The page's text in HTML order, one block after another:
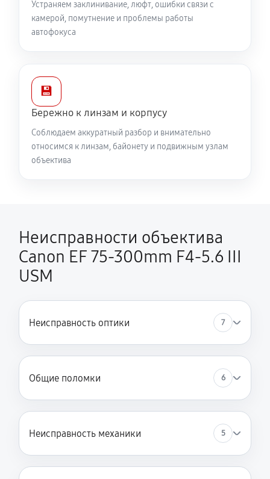
Устраняем заклинивание, люфт, ошибки связи с
камерой, помутнение и проблемы работы
автофокуса
💾
Бережно к линзам и корпусу
Соблюдаем аккуратный разбор и внимательно
относимся к линзам, байонету и подвижным узлам
объектива
Неисправности объектива
Canon EF 75-300mm F4-5.6 III
USM
Неисправность оптики 7
Общие поломки 6
Неисправность механики 5